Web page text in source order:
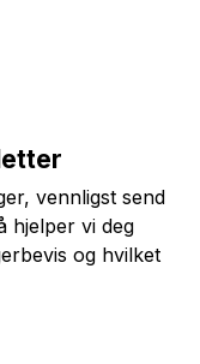
vennligst send
hjelper vi deg
og hvilket